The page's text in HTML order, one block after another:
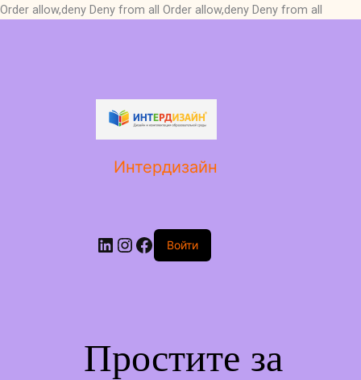
Order allow,deny Deny from all Order allow,deny Deny from all
Интердизайн
LinkedIn
Instagram
Facebook
Войти
Простите за